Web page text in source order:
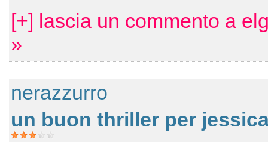
[+] lascia un commento a
»
nerazzurro
un buon thriller per